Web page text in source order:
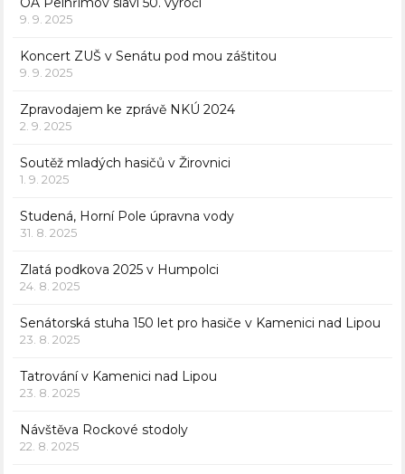
9. 9. 2025
Koncert ZUŠ v Senátu pod mou záštitou
9. 9. 2025
Zpravodajem ke zprávě NKÚ 2024
2. 9. 2025
Soutěž mladých hasičů v Žirovnici
1. 9. 2025
Studená, Horní Pole úpravna vody
31. 8. 2025
Zlatá podkova 2025 v Humpolci
24. 8. 2025
Senátorská stuha 150 let pro hasiče v Kamenici nad Lipou
23. 8. 2025
Tatrování v Kamenici nad Lipou
23. 8. 2025
Návštěva Rockové stodoly
22. 8. 2025